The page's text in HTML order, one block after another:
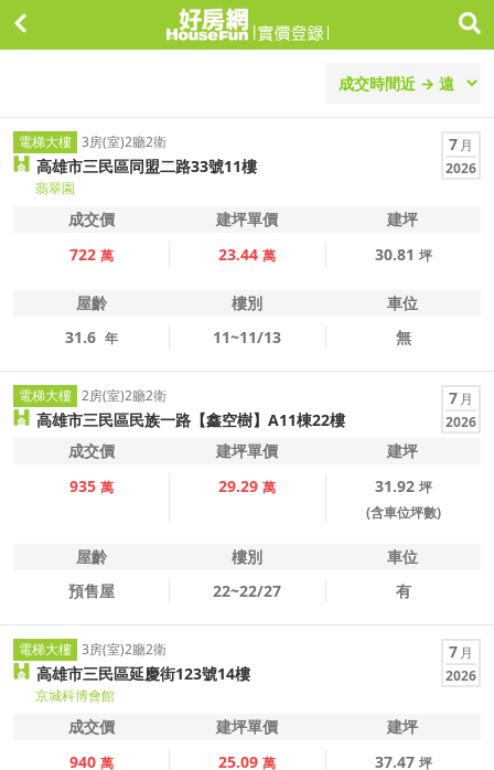
電梯大樓 3房(室)2廳2衛
高雄市三民區同盟二路33號11樓
翡翠園
7 月
2026
成交價 建坪單價
建坪
722 萬 23.44 萬 30.81 坪
屋齡 樓別
車位
31.6 年 11~11/13 無
電梯大樓 2房(室)2廳2衛
高雄市三民區民族一路【鑫空樹】A11棟22樓
7 月
2026
成交價 建坪單價
建坪
935 萬 29.29 萬 31.92 坪
(含車位坪數)
屋齡 樓別
車位
預售屋
22~22/27 有
電梯大樓 3房(室)2廳2衛
高雄市三民區延慶街123號14樓
京城科博會館
7 月
2026
成交價 建坪單價
建坪
940 萬 25.09 萬 37.47 坪